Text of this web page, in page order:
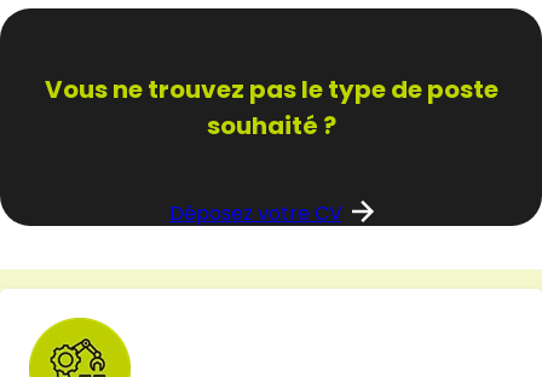
Vous ne trouvez pasle type de poste
souhaité ?
Déposez votre CV